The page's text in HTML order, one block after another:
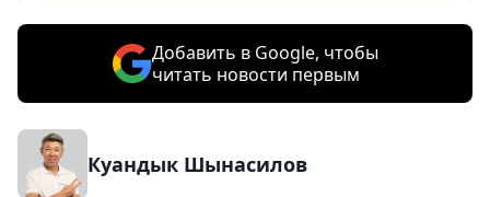
Добавить в Google, чтобы
читать новости первым
Куандык Шынасилов